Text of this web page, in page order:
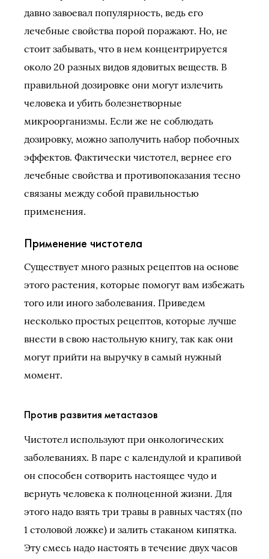
давно завоевал популярность, ведь его
лечебные свойства порой поражают. Но, не
стоит забывать, что в нем концентрируется
около 20 разных видов ядовитых веществ. В
правильной дозировке они могут излечить
человека и убить болезнетворные
микроорганизмы. Если же не соблюдать
дозировку, можно заполучить набор побочных
эффектов. Фактически чистотел, вернее его
лечебные свойства и противопоказания тесно
связаны между собой правильностью
применения.
Применение чистотела
Существует много разных рецептов на основе
этого растения, которые помогут вам избежать
того или иного заболевания. Приведем
несколько простых рецептов, которые лучше
внести в свою настольную книгу, так как они
могут прийти на выручку в самый нужный
момент.
Против развития метастазов
Чистотел используют при онкологических
заболеваниях. В паре с календулой и крапивой
он способен сотворить настоящее чудо и
вернуть человека к полноценной жизни. Для
этого надо взять три травы в равных частях (по
1 столовой ложке) и залить стаканом кипятка.
Эту смесь надо настоять в течение двух часов